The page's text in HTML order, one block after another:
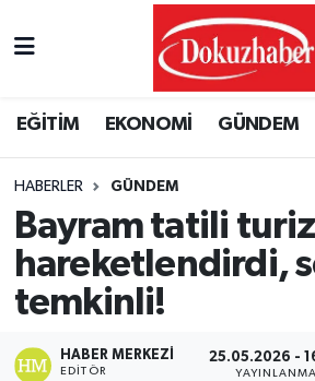
EĞİTİM EKONOMİ GÜNDEM
HABERLER GÜNDEM
Bayram tatili
hareketlendirdi,
temkinli!
HABER MERKEZI
EDITÖR
25.05.2026 -
YAYINLANMA
Puan Durumu ve Fikstür
Tüm Manşetler
Son Dakika Haberleri
Haber Arşivi